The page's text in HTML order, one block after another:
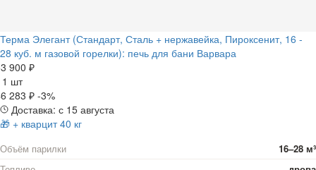
Терма Элегант (Стандарт, Сталь + нержавейка, Пироксенит, 16 -
28 куб. м газовой горелки): печь для бани Варвара
900 ₽
1 шт
283 ₽ -3%
Доставка: с 15 августа
🎁 + кварцит 40 кг
Объём парилки
16–28 м³